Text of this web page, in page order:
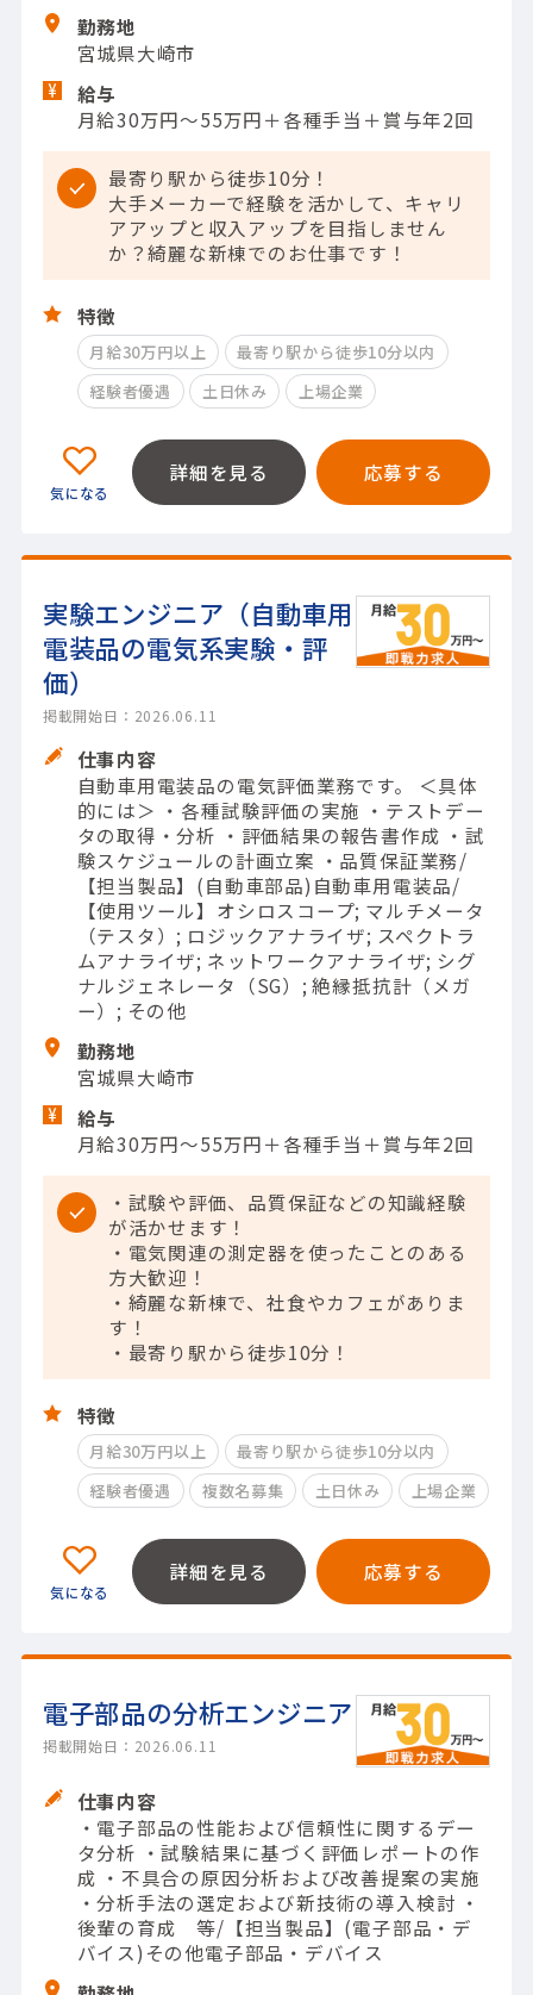
勤務地
宮城県大崎市
給与
月給30万円～55万円＋各種手当＋賞与年2回
最寄り駅から徒歩10分！
大手メーカーで経験を活かして、キャリ
アアップと収入アップを目指しません
か？綺麗な新棟でのお仕事です！
特徴
月給30万円以上
最寄り駅から徒歩10分以内
経験者優遇
土日休み 上場企業
詳細を見る 応募する
実験エンジニア（自動車用
電装品の電気系実験・評
価）
掲載開始日：2026.06.11
仕事内容
自動車用電装品の電気評価業務です。 ＜具体
的には＞ ・各種試験評価の実施 ・テストデー
タの取得・分析 ・評価結果の報告書作成 ・試
験スケジュールの計画立案 ・品質保証業務/
【担当製品】(自動車部品)自動車用電装品/
【使用ツール】オシロスコープ; マルチメータ
（テスタ）; ロジックアナライザ; スペクトラ
ムアナライザ; ネットワークアナライザ; シグ
ナルジェネレータ（SG）; 絶縁抵抗計（メガ
ー）; その他
勤務地
宮城県大崎市
給与
月給30万円～55万円＋各種手当＋賞与年2回
・試験や評価、品質保証などの知識経験
が活かせます！
・電気関連の測定器を使ったことのある
方大歓迎！
・綺麗な新棟で、社食やカフェがありま
す！
・最寄り駅から徒歩10分！
特徴
月給30万円以上
最寄り駅から徒歩10分以内
経験者優遇
複数名募集 土日休み 上場企業
詳細を見る 応募する
電子部品の分析エンジニア
掲載開始日：2026.06.11
仕事内容
・電子部品の性能および信頼性に関するデー
タ分析 ・試験結果に基づく評価レポートの作
成 ・不具合の原因分析および改善提案の実施
・分析手法の選定および新技術の導入検討 ・
後輩の育成 等/【担当製品】(電子部品・デ
バイス)その他電子部品・デバイス